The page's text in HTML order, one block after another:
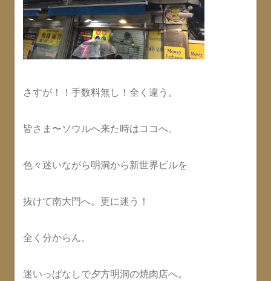
さすが！！手数料無し！全く違う。
皆さま〜ソウルへ来た時はココへ。
色々迷いながら明洞から新世界ビルを
抜けて南大門へ。更に迷う！
全く分からん。
迷いっぱなしで夕方明洞の焼肉店へ。